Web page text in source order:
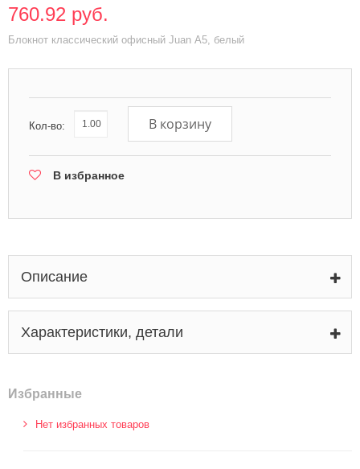
760.92 руб.
Блокнот классический офисный Juan А5, белый
Кол-во: В корзину
В избранное
Описание
Характеристики, детали
Избранные
Нет избранных товаров